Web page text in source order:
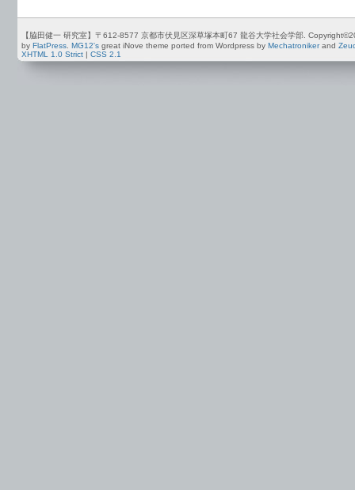
【脇田健一 研究室】〒612-8577 京都市伏見区深草塚本町67 龍谷大学社会学部.
by FlatPress. MG12's great iNove theme ported from Wordpress by Mechatronikerand
XHTML 1.0 Strict
CSS 2.1